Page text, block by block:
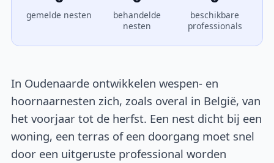
gemelde nesten
behandelde
nesten
beschikbare
professionals
In Oudenaarde ontwikkelen wespen- en
hoornaarnesten zich, zoals overal in België, van
het voorjaar tot de herfst. Een nest dicht bij een
woning, een terras of een doorgang moet snel
door een uitgeruste professional worden